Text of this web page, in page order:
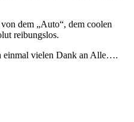
dem „Auto“, dem coolen
reibungslos.
einmal vielen Dank an Alle….